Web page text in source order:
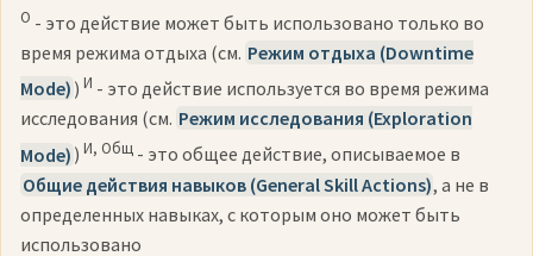
О - это действие может быть использовано только во
время режима отдыха (см. Режим отдыха (Downtime
Mode) ) И - это действие используется во время режима
исследования (см. Режим исследования (Exploration
Mode) ) И, Общ- это общее действие, описываемое в
Общие действия навыков (General Skill Actions), а не в
определенных навыках, с которым оно может быть
использовано